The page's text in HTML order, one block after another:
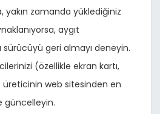
yakın zamanda yüklediğiniz
aygıt
geri almayı deneyin.
(özellikle ekran kartı,
üreticinin web sitesinden en
güncelleyin.